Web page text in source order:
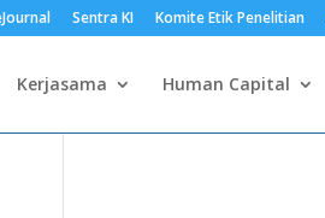
Sentra KI Komite Etik Penelitian
Kerjasama Human Capital